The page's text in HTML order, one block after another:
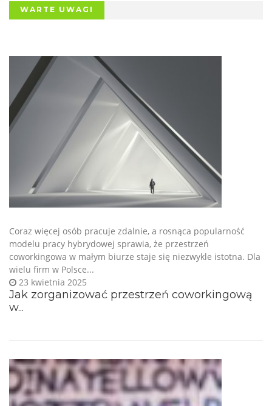
WARTE UWAGI
Jak zorganizować przestrzeń coworkingową
w...
23 kwietnia 2025
Coraz więcej osób pracuje zdalnie, a rosnąca popularność
modelu pracy hybrydowej sprawia, że przestrzeń
coworkingowa w małym biurze staje się niezwykle istotna. Dla
wielu firm w Polsce...